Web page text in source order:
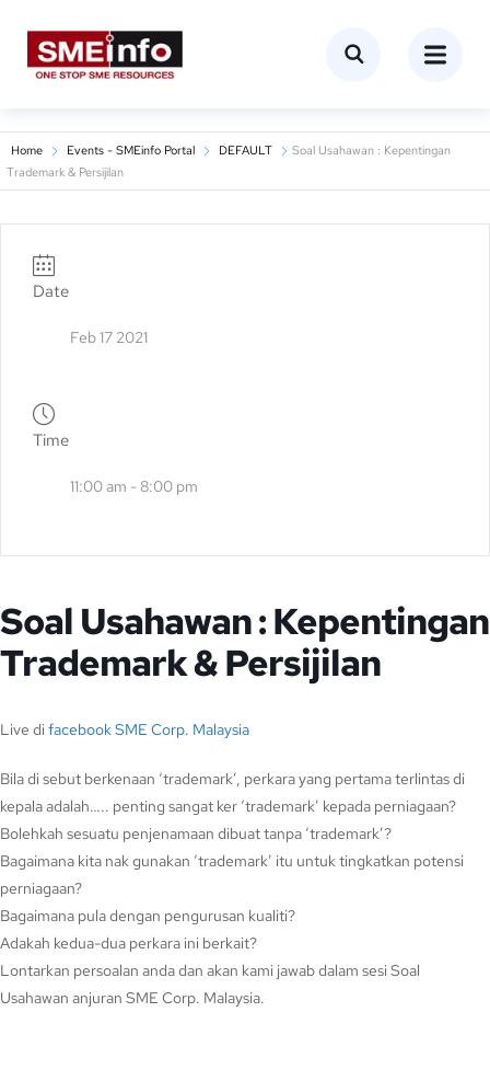
Home Events - SMEinfo Portal DEFAULT
Soal Usahawan : Kepentingan
Trademark & Persijilan
Date
Feb 17 2021
Time
11:00 am - 8:00 pm
Soal Usahawan : Kepentingan
Trademark & Persijilan
Live difacebook SME Corp. Malaysia
Bila di sebut berkenaan ‘trademark’, perkara yang pertama terlintas di
kepala adalah….. penting sangat ker ‘trademark’ kepada perniagaan?
Bolehkah sesuatu penjenamaan dibuat tanpa ‘trademark’?
Bagaimana kita nak gunakan ‘trademark’ itu untuk tingkatkan potensi
perniagaan?
Bagaimana pula dengan pengurusan kualiti?
Adakah kedua-dua perkara ini berkait?
Lontarkan persoalan anda dan akan kami jawab dalam sesi Soal
Usahawan anjuran SME Corp. Malaysia.